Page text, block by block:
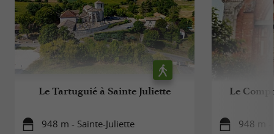
Le Tartuguié à Sainte Juliette
948 m - Sainte-Juliette
Le
948 m -